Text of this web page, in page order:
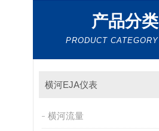
产品分类
PRODUCT CATEGORY
横河EJA仪表
横河流量